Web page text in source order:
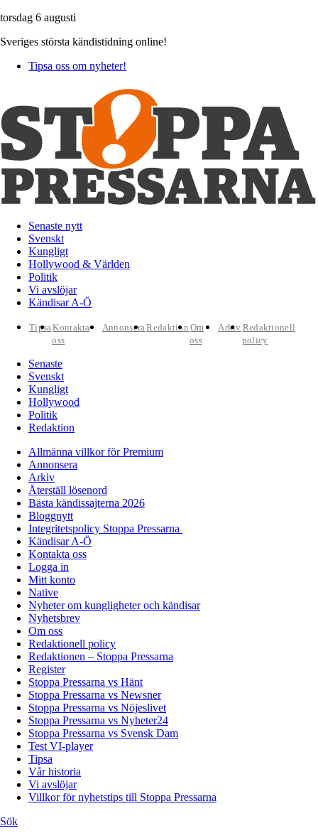
torsdag 6 augusti
Sveriges största kändistidning online!
Tipsa oss om nyheter!
Senaste nytt
Svenskt
Kungligt
Hollywood & Världen
Politik
Vi avslöjar
Kändisar A-Ö
TipsaKontakta
oss
AnnonseraRedaktion Om
oss
Arkiv Redaktionell
policy
Senaste
Svenskt
Kungligt
Hollywood
Politik
Redaktion
Allmänna villkor för Premium
Annonsera
Arkiv
Återställ lösenord
Bästa kändissajterna 2026
Bloggnytt
Integritetspolicy Stoppa Pressarna
Kändisar A-Ö
Kontakta oss
Logga in
Mitt konto
Native
Nyheter om kungligheter och kändisar
Nyhetsbrev
Om oss
Redaktionell policy
Redaktionen – Stoppa Pressarna
Register
Stoppa Pressarna vs Hänt
Stoppa Pressarna vs Newsner
Stoppa Pressarna vs Nöjeslivet
Stoppa Pressarna vs Nyheter24
Stoppa Pressarna vs Svensk Dam
Test VI-player
Tipsa
Vår historia
Vi avslöjar
Villkor för nyhetstips till Stoppa Pressarna
Sök